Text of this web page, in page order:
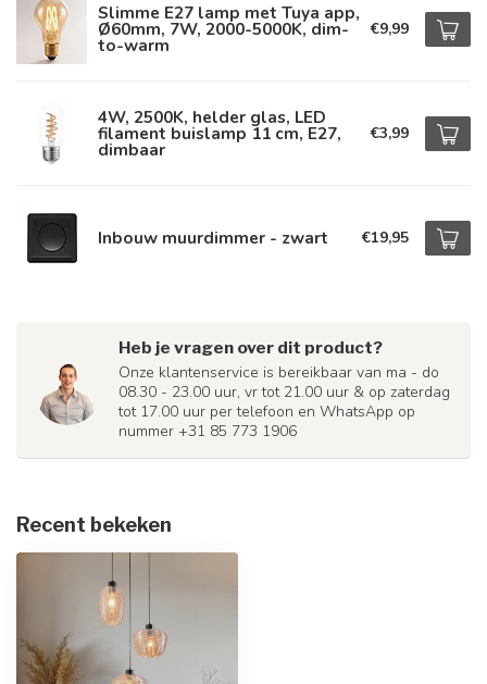
Slimme E27 lamp met Tuya app,
Ø60mm, 7W, 2000-5000K, dim-
to-warm
€9,99
4W, 2500K, helder glas, LED
filament buislamp 11 cm, E27,
dimbaar
€3,99
Inbouw muurdimmer - zwart €19,95
Heb je vragen over dit product?
Onze klantenservice is bereikbaar van ma - do
08.30 - 23.00 uur, vr tot 21.00 uur & op zaterdag
tot 17.00 uur per telefoon en WhatsApp op
nummer +31 85 773 1906
Recent bekeken